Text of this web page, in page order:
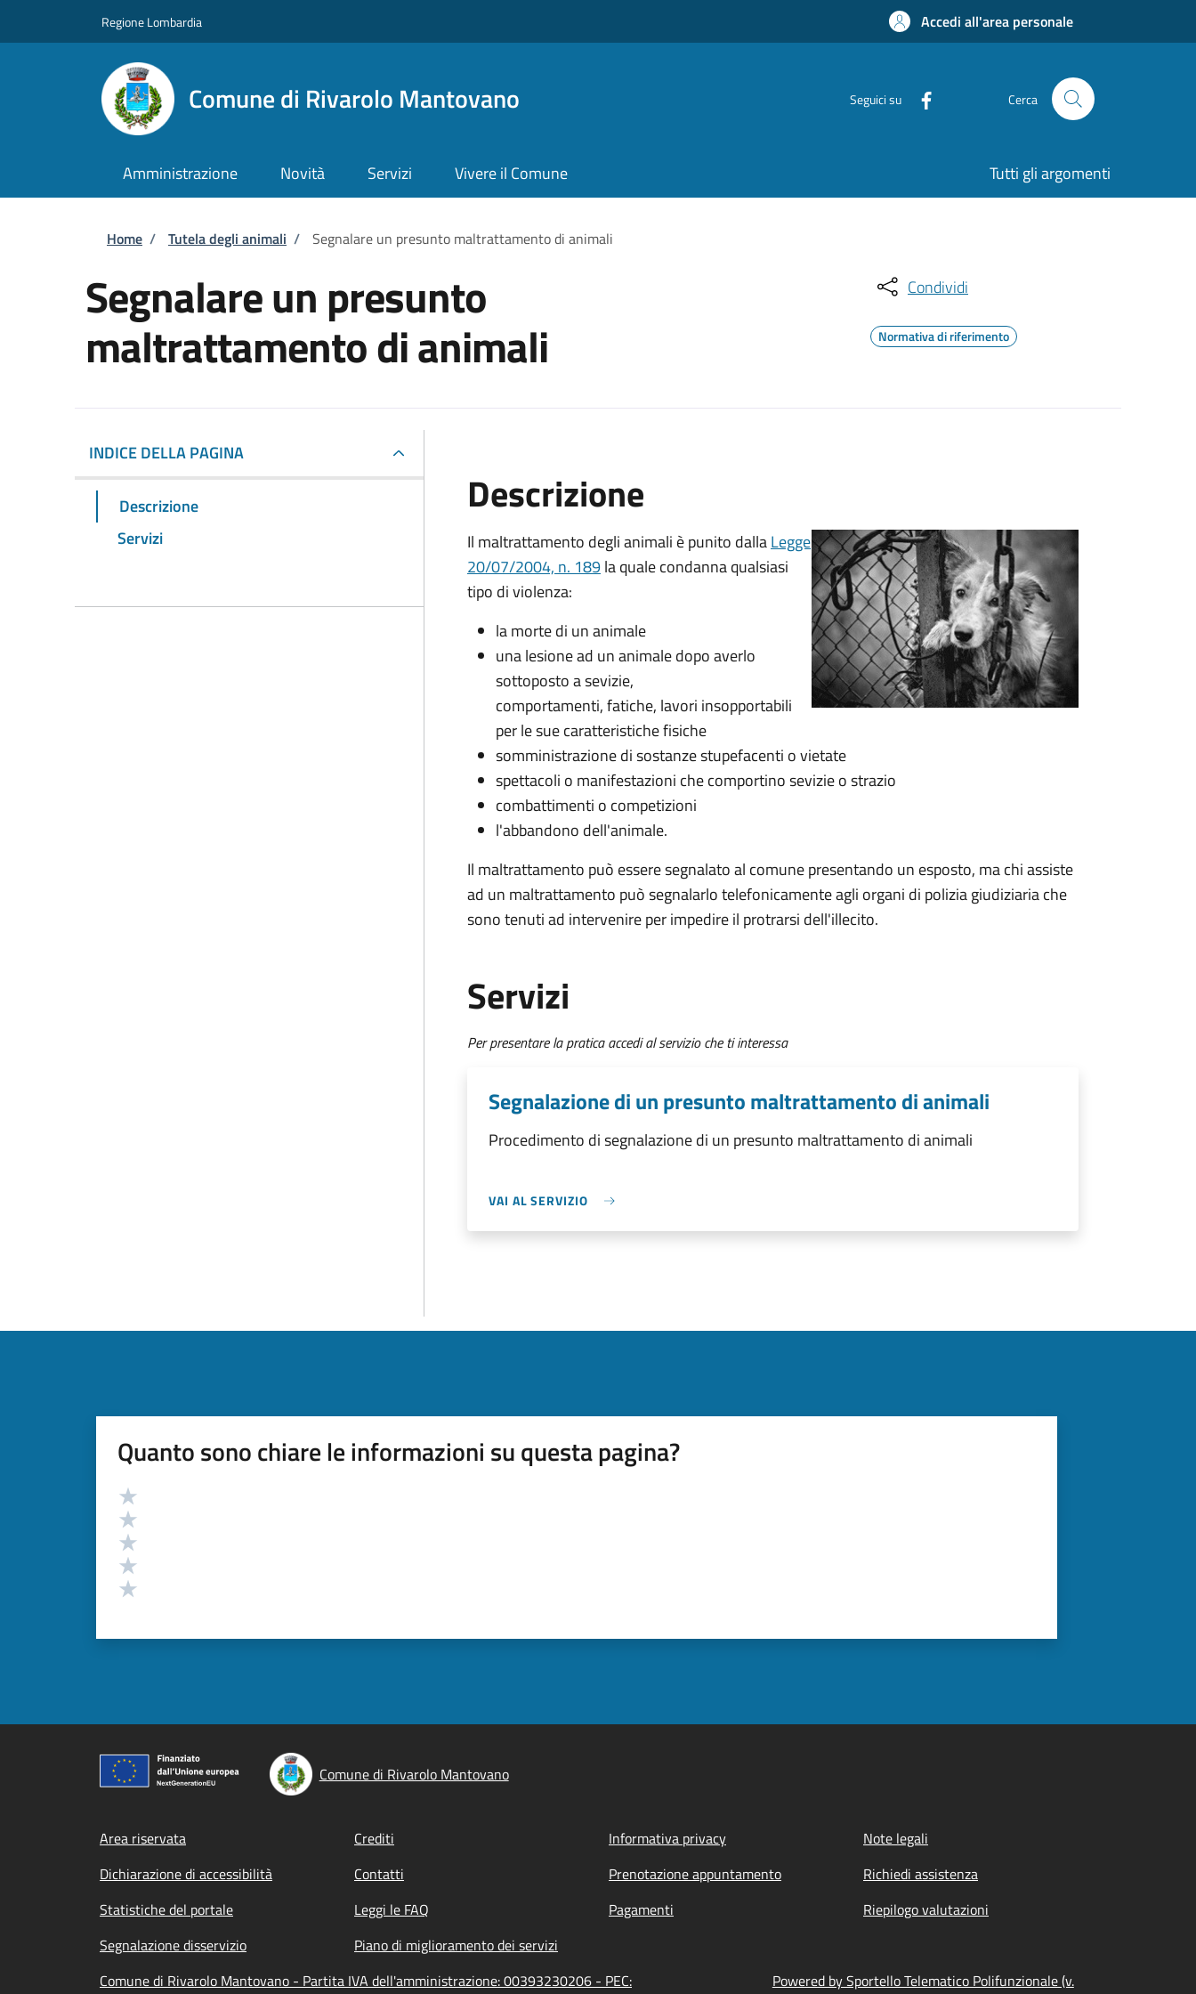
Regione Lombardia Accedi all'area personale
Comune di Rivarolo Mantovano Seguici su Cerca
Amministrazione Novità Servizi Vivere il Comune Tutti gli argomenti
Briciole di pane
Home / Tutela degli animali / Segnalare un presunto maltrattamento di animali
Segnalare un presunto
maltrattamento di animali
Condividi
Normativa di riferimento
INDICE DELLA PAGINA
Descrizione
Servizi
Descrizione
Il maltrattamento degli animali è punito dallaLegge
20/07/2004, n. 189la quale condanna qualsiasi
tipo di violenza:
la morte di un animale
una lesione ad un animale dopo averlo
sottoposto a sevizie,
comportamenti, fatiche, lavori insopportabili
per le sue caratteristiche fisiche
somministrazione di sostanze stupefacenti o vietate
spettacoli o manifestazioni che comportino sevizie o strazio
combattimenti o competizioni
l'abbandono dell'animale.
Il maltrattamento può essere segnalato al comune presentando un esposto, ma chi assiste
ad un maltrattamento può segnalarlo telefonicamente agli organi di polizia giudiziaria che
sono tenuti ad intervenire per impedire il protrarsi dell'illecito.
Servizi
Per presentare la pratica accedi al servizio che ti interessa
Segnalazione di un presunto maltrattamento di animali
Procedimento di segnalazione di un presunto maltrattamento di animali
VAI AL SERVIZIO
Quanto sono chiare le informazioni su questa pagina?
Valutazione
Comune di Rivarolo Mantovano
Footer menu
Area riservata Crediti Informativa privacy
Note legali
Dichiarazione di accessibilità
Contatti Prenotazione appuntamento
Richiedi assistenza
Statistiche del portale
Leggi le FAQ Pagamenti
Riepilogo valutazioni
Segnalazione disservizio
Piano di miglioramento dei servizi
Comune di Rivarolo Mantovano - Partita IVA dell'amministrazione: 00393230206 - PEC:
Powered by Sportello Telematico Polifunzionale (v.